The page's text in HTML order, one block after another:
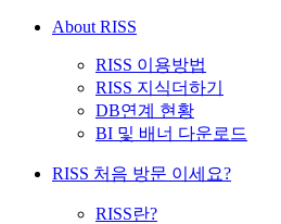
About RISS
RISS 이용방법
RISS 지식더하기
DB연계 현황
BI 및 배너 다운로드
RISS 처음 방문 이세요?
RISS란?